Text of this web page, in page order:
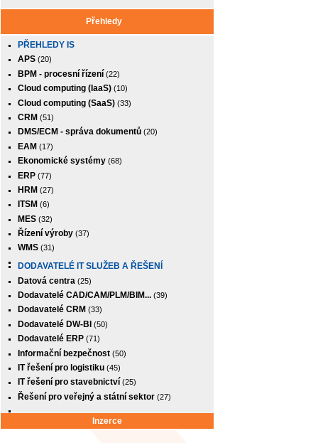
Přehledy
PŘEHLEDY IS
APS (20)
BPM - procesní řízení (22)
Cloud computing (IaaS) (10)
Cloud computing (SaaS) (33)
CRM (51)
DMS/ECM - správa dokumentů (20)
EAM (17)
Ekonomické systémy (68)
ERP (77)
HRM (27)
ITSM (6)
MES (32)
Řízení výroby (37)
WMS (31)
DODAVATELÉ IT SLUŽEB A ŘEŠENÍ
Datová centra (25)
Dodavatelé CAD/CAM/PLM/BIM... (39)
Dodavatelé CRM (33)
Dodavatelé DW-BI (50)
Dodavatelé ERP (71)
Informační bezpečnost (50)
IT řešení pro logistiku (45)
IT řešení pro stavebnictví (25)
Řešení pro veřejný a státní sektor (27)
Inzerce